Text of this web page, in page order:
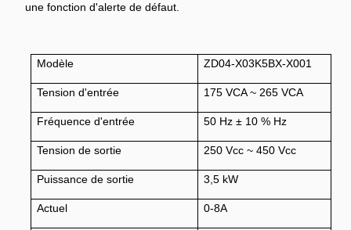
une fonction d'alerte de défaut.
Modèle ZD04-X03K5BX-X001
Tension d'entrée 175 VCA ~ 265 VCA
Fréquence d'entrée 50 Hz ± 10 % Hz
Tension de sortie 250 Vcc ~ 450 Vcc
Puissance de sortie 3,5 kW
Actuel 0-8A